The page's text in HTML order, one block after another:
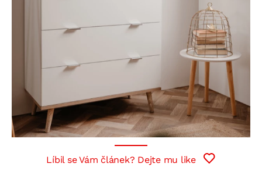
Líbil se Vám článek? Dejte mu like